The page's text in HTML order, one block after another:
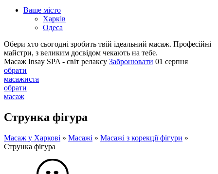
Ваше місто
Харків
Одеса
Обери хто сьогодні зробить твій ідеальний масаж. Професійні
майстри, з великим досвідом чекають на тебе.
Масаж Insay SPA - світ релаксу Забронювати 01 серпня
обрати
масажиста
обрати
масаж
Струнка фігура
Масаж у Харкові » Масажі » Масажі з корекції фігури »
Струнка фігура